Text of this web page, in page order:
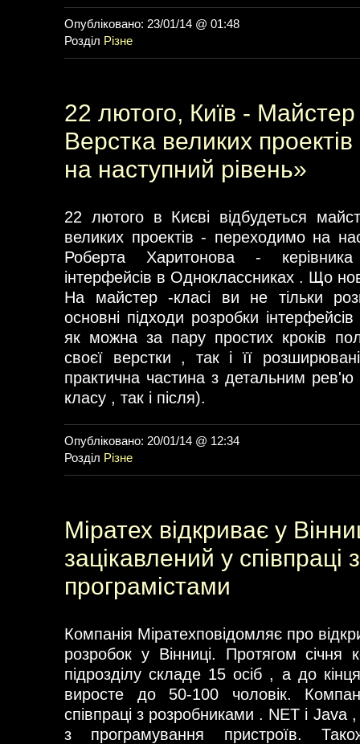
Опубліковано: 23/01/14 @ 01:48
Розділ Різне
22 лютого, Київ -
Верстка великих
на наступний рівень»
22 лютого в Києві відбудеться
великих проектів - переходимо на
Роберта Харитонова - керівника
інтерфейсів в Одноклассниках . Що
На майстер -класі ви не тільки
основні підходи розробки
як можна за пару простих кроків
своєї верстки , так і її
практична частина з детальним рев'ю
класу , так і після).
Опубліковано: 20/01/14 @ 12:34
Розділ Різне
Міратех відкриває у
зацікавлений у співпраці
програмістами
Компанія Міратехповідомляє про
розробок у Вінниці. Протягом січня
підрозділу складе 15 осіб , а до
виросте до 50-100 чоловік.
співпраці з розробниками . NET і Java
з програмування пристроїв.